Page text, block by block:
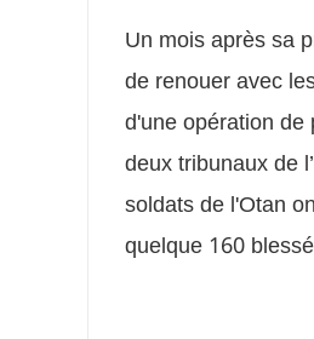
Un mois après sa
de renouer avec
d'une opération
deux tribunaux de
soldats de l'Otan
quelque 160